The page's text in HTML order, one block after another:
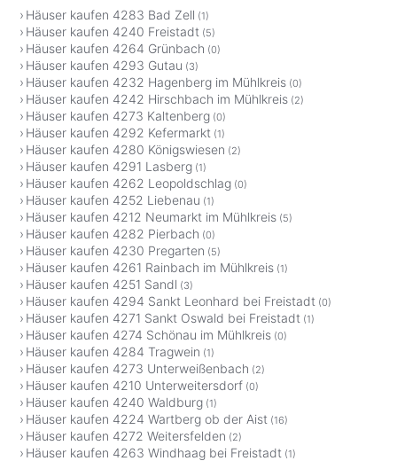
Häuser kaufen 4283 Bad Zell (1)
Häuser kaufen 4240 Freistadt (5)
Häuser kaufen 4264 Grünbach (0)
Häuser kaufen 4293 Gutau (3)
Häuser kaufen 4232 Hagenberg im Mühlkreis (0)
Häuser kaufen 4242 Hirschbach im Mühlkreis (2)
Häuser kaufen 4273 Kaltenberg (0)
Häuser kaufen 4292 Kefermarkt (1)
Häuser kaufen 4280 Königswiesen (2)
Häuser kaufen 4291 Lasberg (1)
Häuser kaufen 4262 Leopoldschlag (0)
Häuser kaufen 4252 Liebenau (1)
Häuser kaufen 4212 Neumarkt im Mühlkreis (5)
Häuser kaufen 4282 Pierbach (0)
Häuser kaufen 4230 Pregarten (5)
Häuser kaufen 4261 Rainbach im Mühlkreis (1)
Häuser kaufen 4251 Sandl (3)
Häuser kaufen 4294 Sankt Leonhard bei Freistadt (0)
Häuser kaufen 4271 Sankt Oswald bei Freistadt (1)
Häuser kaufen 4274 Schönau im Mühlkreis (0)
Häuser kaufen 4284 Tragwein (1)
Häuser kaufen 4273 Unterweißenbach (2)
Häuser kaufen 4210 Unterweitersdorf (0)
Häuser kaufen 4240 Waldburg (1)
Häuser kaufen 4224 Wartberg ob der Aist (16)
Häuser kaufen 4272 Weitersfelden (2)
Häuser kaufen 4263 Windhaag bei Freistadt (1)